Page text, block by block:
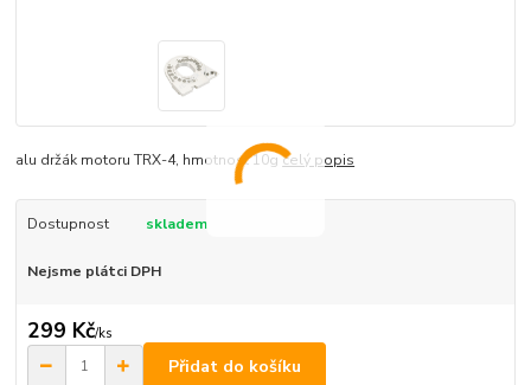
alu držák motoru TRX-4, hmotnost 10gcelý popis
Dostupnost skladem
Nejsme plátci DPH
299 Kč/ks
Přidat do košíku